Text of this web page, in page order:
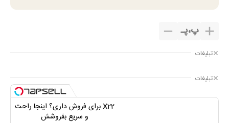
پ،پـ
تبلیغات
تبلیغات
X22 برای فروش داری؟ اینجا راحت
و سریع بفروشش